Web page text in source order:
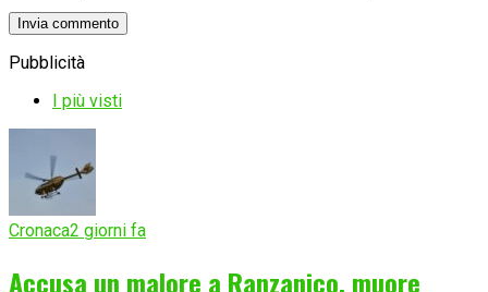
Pubblicità
I più visti
Cronaca2 giorni fa
Accusa un malore a Ranzanico, muore